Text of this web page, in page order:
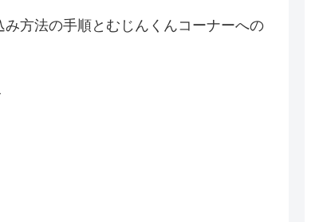
方法の手順とむじんくんコーナーへの